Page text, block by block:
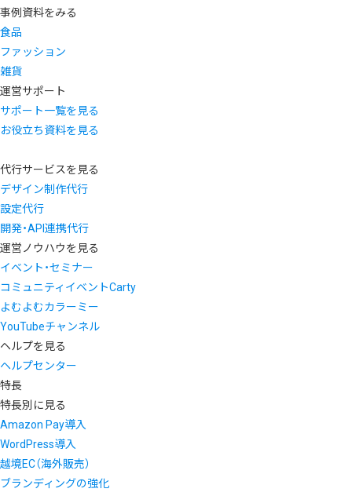
事例資料をみる
食品
ファッション
雑貨
運営サポート
サポート一覧を見る
お役立ち資料を見る
代行サービスを見る
デザイン制作代行
設定代行
開発・API連携代行
運営ノウハウを見る
イベント・セミナー
コミュニティイベントCarty
よむよむカラーミー
YouTubeチャンネル
ヘルプを見る
ヘルプセンター
特長
特長別に見る
Amazon Pay導入
WordPress導入
越境EC（海外販売）
ブランディングの強化